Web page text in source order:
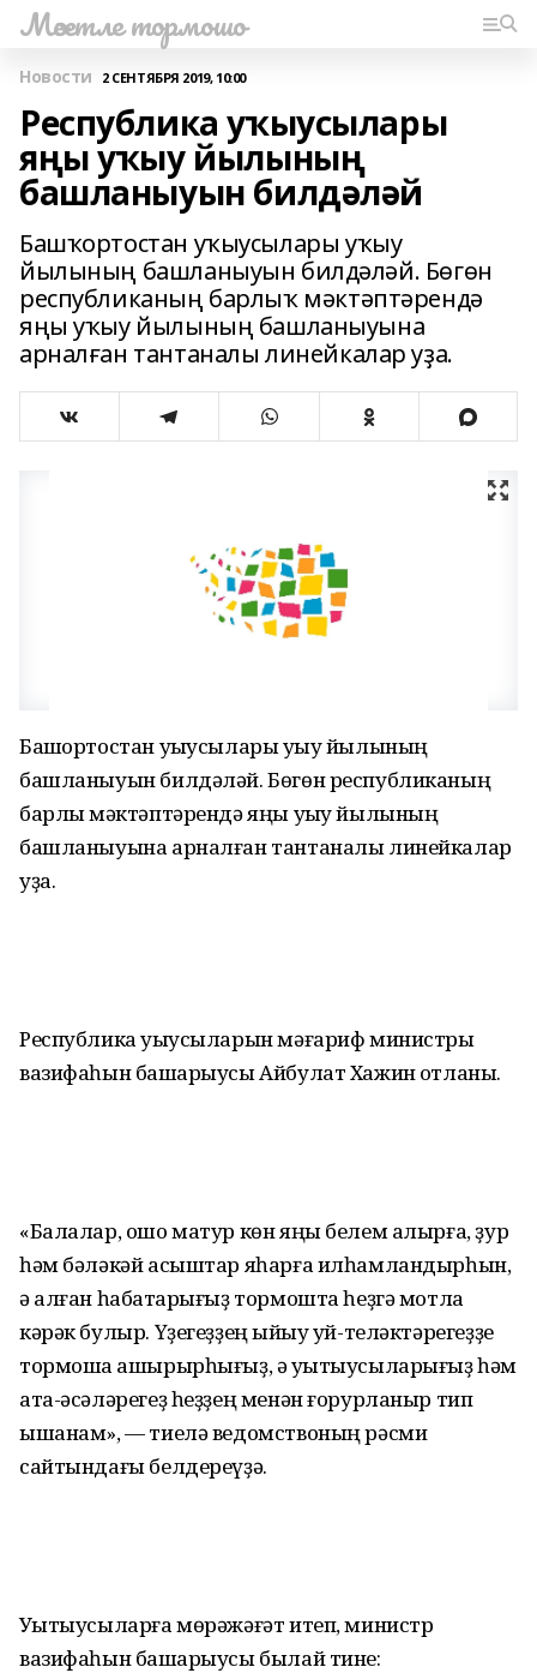
Мәсетле тормошо
Новости 2 СЕНТЯБРЯ 2019, 10:00
Республика уҡыусылары
яңы уҡыу йылының
башланыуын билдәләй
Башҡортостан уҡыусылары уҡыу
йылының башланыуын билдәләй. Бөгөн
республиканың барлыҡ мәктәптәрендә
яңы уҡыу йылының башланыуына
арналған тантаналы линейкалар уҙа.
Башҡортостан уҡыусылары уҡыу йылының
башланыуын билдәләй. Бөгөн республиканың
барлыҡ мәктәптәрендә яңы уҡыу йылының
башланыуына арналған тантаналы линейкалар
уҙа.
Республика уҡыусыларын мәғариф министры
вазифаһын башҡарыусы Айбулат Хажин ҡотланы.
«Балалар, ошо матур көн яңы белем алырға, ҙур
һәм бәләкәй асыштар яһарға илһамландырһын,
ә алған һабаҡтарығыҙ тормошта һеҙгә мотлаҡ
кәрәк булыр. Үҙегеҙҙең ҡыйыу уй-теләктәрегеҙҙе
тормошҡа ашырырһығыҙ, ә уҡытыусыларығыҙ һәм
ата-әсәләрегеҙ һеҙҙең менән ғорурланыр тип
ышанам», — тиелә ведомствоның рәсми
сайтындағы белдереүҙә.
Уҡытыусыларға мөрәжәғәт итеп, министр
вазифаһын башҡарыусы былай тине: